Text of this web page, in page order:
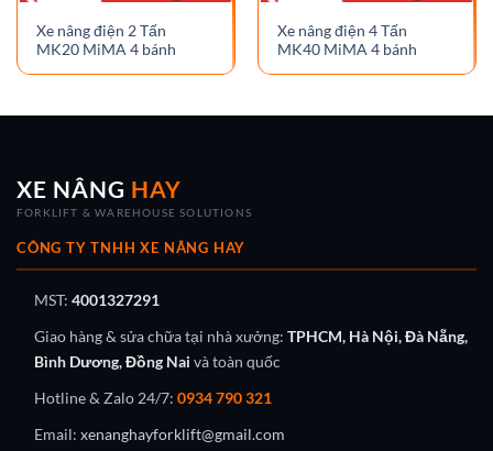
Xe nâng điện 2 Tấn
MK20 MiMA 4 bánh
Xe nâng điện 4 Tấn
MK40 MiMA 4 bánh
XE NÂNG HAY
FORKLIFT & WAREHOUSE SOLUTIONS
CÔNG TY TNHH XE NÂNG HAY
MST: 4001327291
Giao hàng & sửa chữa tại nhà xưởng: TPHCM, Hà Nội, Đà Nẵng,
Bình Dương, Đồng Nai và toàn quốc
Hotline & Zalo 24/7: 0934 790 321
Email: xenanghayforklift@gmail.com